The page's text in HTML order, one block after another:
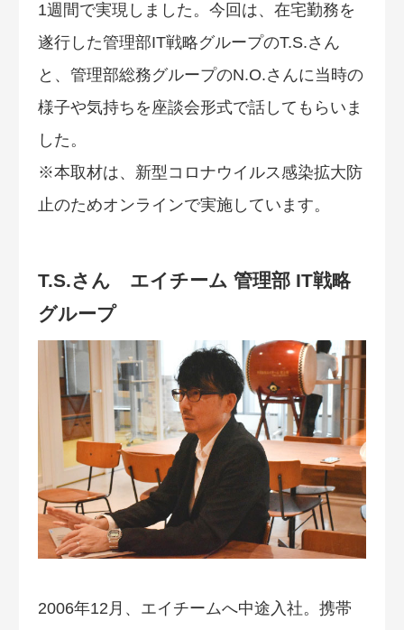
1週間で実現しました。今回は、在宅勤務を
遂行した管理部IT戦略グループのT.S.さん
と、管理部総務グループのN.O.さんに当時の
様子や気持ちを座談会形式で話してもらいま
した。
※本取材は、新型コロナウイルス感染拡大防
止のためオンラインで実施しています。
T.S.さん エイチーム 管理部 IT戦略
グループ
2006年12月、エイチームへ中途入社。携帯